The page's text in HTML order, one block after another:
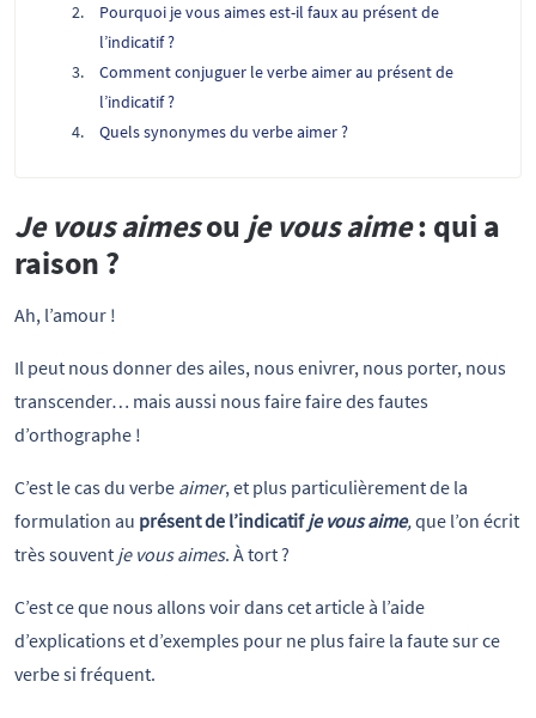
Pourquoi je vous aimes est-il faux au présent de
l’indicatif ?
Comment conjuguer le verbe aimer au présent de
l’indicatif ?
Quels synonymes du verbe aimer ?
Je vous aimesou je vous aime: qui a
raison ?
Ah, l’amour !
Il peut nous donner des ailes, nous enivrer, nous porter, nous
transcender… mais aussi nous faire faire des fautes
d’orthographe !
C’est le cas du verbe aimer, et plus particulièrement de la
formulation au présent de l’indicatifje vous aime,que l’on écrit
très souvent je vous aimes. À tort ?
C’est ce que nous allons voir dans cet article à l’aide
d’explications et d’exemples pour ne plus faire la faute sur ce
verbe si fréquent.